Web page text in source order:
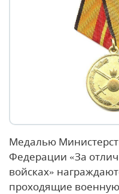
Медалью
Федерации «За
войсках»
проходящие